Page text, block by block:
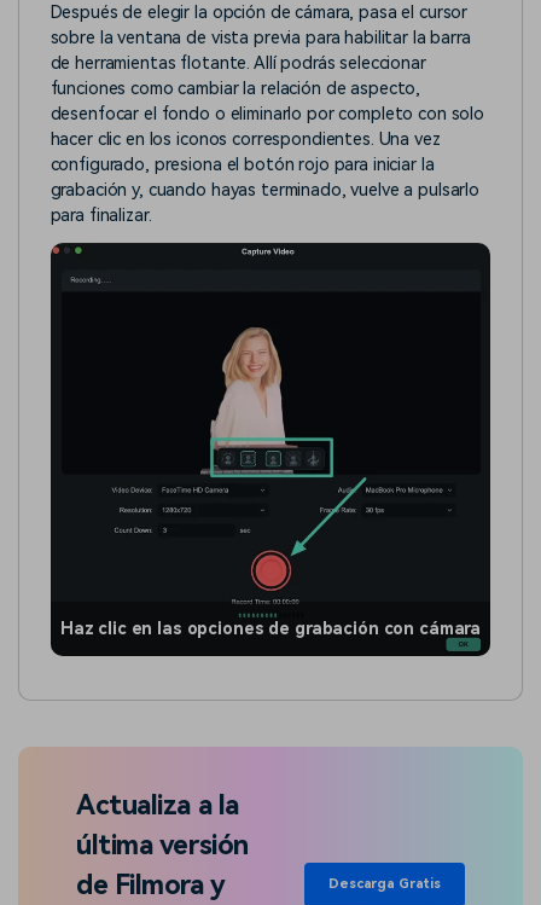
Después de elegir la opción de cámara, pasa el cursor
sobre la ventana de vista previa para habilitar la barra
de herramientas flotante. Allí podrás seleccionar
funciones como cambiar la relación de aspecto,
desenfocar el fondo o eliminarlo por completo con solo
hacer clic en los iconos correspondientes. Una vez
configurado, presiona el botón rojo para iniciar la
grabación y, cuando hayas terminado, vuelve a pulsarlo
para finalizar.
Haz clic en las opciones de grabación con cámara
Actualiza a la
última versión
de Filmora y
Descarga Gratis